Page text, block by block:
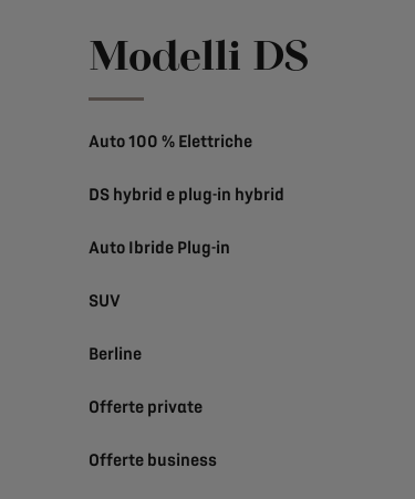
Modelli DS
Auto 100 % Elettriche
DS hybrid e plug-in hybrid
Auto Ibride Plug-in
SUV
Berline
Offerte private
Offerte business